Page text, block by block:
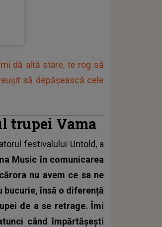
dă altă stare, te rog să
să depășească cele
trupei Vama
festivalului Untold,a
Music în comunicarea
nu avem ce sa ne
bucurie, însă o diferență
de a se retrage. Îmi
când împărtășești